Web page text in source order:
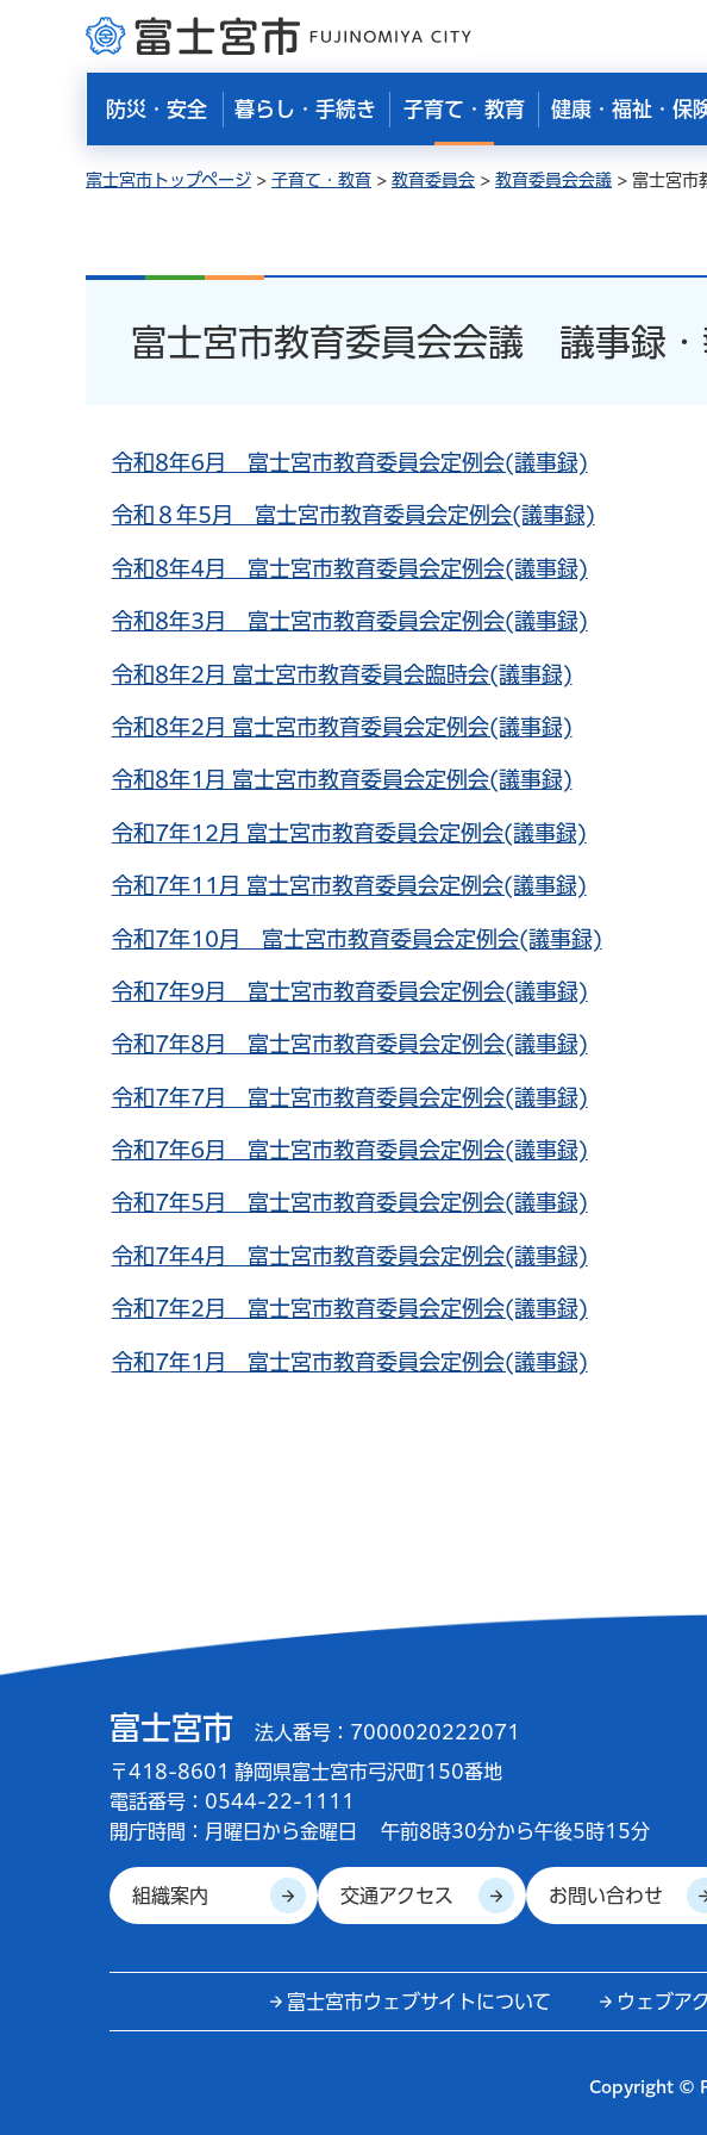
富士宮市
防災・安全 暮らし・手続き 子育て・教育 健康・福祉・保
富士宮市トップページ > 子育て・教育 > 教育委員会 > 教育委員会会議 > 富士宮市
富士宮市教育委員会会議 議事録・
令和8年6月 富士宮市教育委員会定例会(議事録)
令和８年5月 富士宮市教育委員会定例会(議事録)
令和8年4月 富士宮市教育委員会定例会(議事録)
令和8年3月 富士宮市教育委員会定例会(議事録)
令和8年2月 富士宮市教育委員会臨時会(議事録)
令和8年2月 富士宮市教育委員会定例会(議事録)
令和8年1月 富士宮市教育委員会定例会(議事録)
令和7年12月 富士宮市教育委員会定例会(議事録)
令和7年11月 富士宮市教育委員会定例会(議事録)
令和7年10月 富士宮市教育委員会定例会(議事録)
令和7年9月 富士宮市教育委員会定例会(議事録)
令和7年8月 富士宮市教育委員会定例会(議事録)
令和7年7月 富士宮市教育委員会定例会(議事録)
令和7年6月 富士宮市教育委員会定例会(議事録)
令和7年5月 富士宮市教育委員会定例会(議事録)
令和7年4月 富士宮市教育委員会定例会(議事録)
令和7年2月 富士宮市教育委員会定例会(議事録)
令和7年1月 富士宮市教育委員会定例会(議事録)
富士宮市 法人番号：7000020222071
〒418-8601 静岡県富士宮市弓沢町150番地
電話番号：0544-22-1111
開庁時間： 月曜日から金曜日 午前8時30分から午後5時15分
組織案内 交通アクセス お問い合わせ
富士宮市ウェブサイトについて ウェブア
Copyright ©